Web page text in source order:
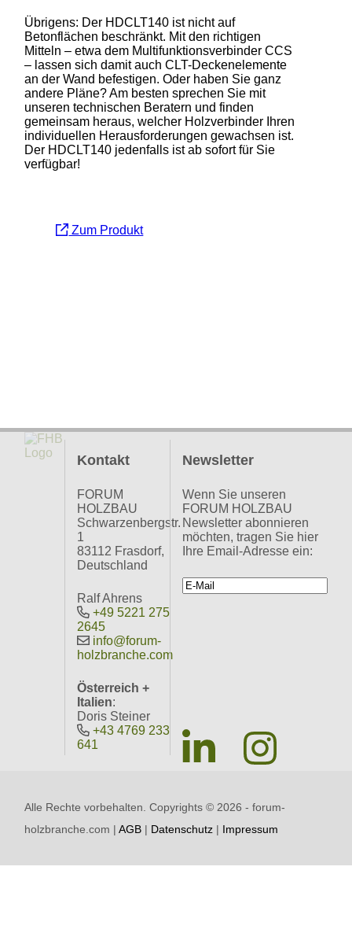
Übrigens: Der HDCLT140 ist nicht auf
Betonflächen beschränkt. Mit den richtigen
Mitteln – etwa dem Multifunktionsverbinder CCS
– lassen sich damit auch CLT-Deckenelemente
an der Wand befestigen. Oder haben Sie ganz
andere Pläne? Am besten sprechen Sie mit
unseren technischen Beratern und finden
gemeinsam heraus, welcher Holzverbinder Ihren
individuellen Herausforderungen gewachsen ist.
Der HDCLT140 jedenfalls ist ab sofort für Sie
verfügbar!
Zum Produkt
Kontakt
FORUM
HOLZBAU
Schwarzenbergstr.
1
83112 Frasdorf,
Deutschland
Ralf Ahrens
+49 5221 275
2645
info@forum-
holzbranche.com
Österreich +
Italien:
Doris Steiner
+43 4769 233
641
Newsletter
Wenn Sie unseren
FORUM HOLZBAU
Newsletter abonnieren
möchten, tragen Sie hier
Ihre Email-Adresse ein:
Alle Rechte vorbehalten. Copyrights ©2026 - forum-
holzbranche.com |AGB | Datenschutz | Impressum